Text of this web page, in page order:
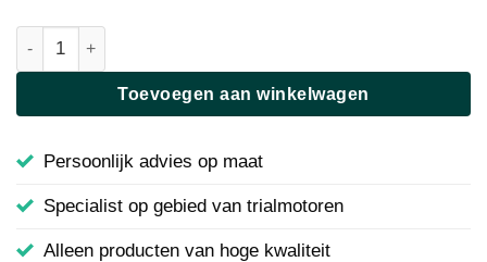
Voorspatbord | Oset | 20" | 57-PLA021562 aantal
Toevoegen aan winkelwagen
Persoonlijk advies op maat
Specialist op gebied van trialmotoren
Alleen producten van hoge kwaliteit